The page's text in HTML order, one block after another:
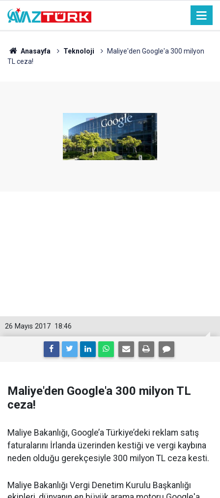
Anasayfa Teknoloji
Maliye'den Google'a 300 milyon
TL ceza!
18:46
26 Mayıs 2017
Maliye'den Google'a 300 milyon TL
ceza!
Maliye Bakanlığı, Google’a Türkiye’deki reklam satış
faturalarını İrlanda üzerinden kestiği ve vergi kaybına
neden olduğu gerekçesiyle 300 milyon TL ceza kesti.
Maliye Bakanlığı Vergi Denetim Kurulu Başkanlığı